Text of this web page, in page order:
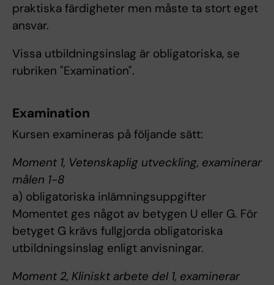
praktiska färdigheter men måste ta stort eget
ansvar.
Vissa utbildningsinslag är obligatoriska, se
rubriken "Examination".
Examination
Kursen examineras på följande sätt:
Moment 1, Vetenskaplig utveckling, examinerar
målen 1-8
a) obligatoriska inlämningsuppgifter
Momentet ges något av betygen U eller G. För
betyget G krävs fullgjorda obligatoriska
utbildningsinslag enligt anvisningar.
Moment 2, Kliniskt arbete del 1, examinerar